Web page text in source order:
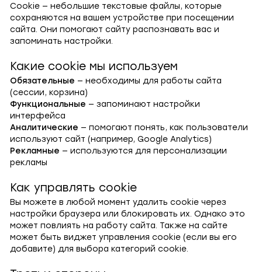
Cookie — небольшие текстовые файлы, которые
сохраняются на вашем устройстве при посещении
сайта. Они помогают сайту распознавать вас и
запоминать настройки.
Какие cookie мы используем
Обязательные — необходимы для работы сайта
(сессии, корзина)
Функциональные — запоминают настройки
интерфейса
Аналитические — помогают понять, как пользователи
используют сайт (например, Google Analytics)
Рекламные — используются для персонализации
рекламы
Как управлять cookie
Вы можете в любой момент удалить cookie через
настройки браузера или блокировать их. Однако это
может повлиять на работу сайта. Также на сайте
может быть виджет управления cookie (если вы его
добавите) для выбора категорий cookie.